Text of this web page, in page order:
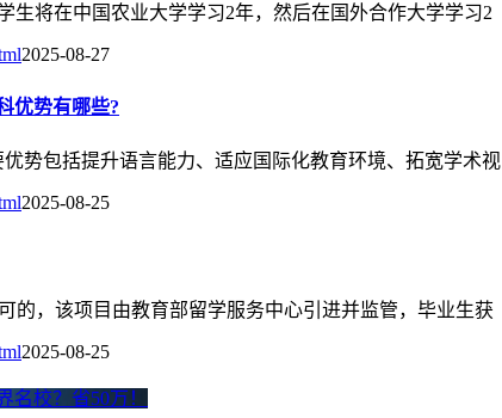
生将在中国农业大学学习2年，然后在国外合作大学学习2
2025-08-27
优势有哪些?
势包括提升语言能力、适应国际化教育环境、拓宽学术视
2025-08-25
的‌，该项目由教育部留学服务中心引进并监管，毕业生获
2025-08-25